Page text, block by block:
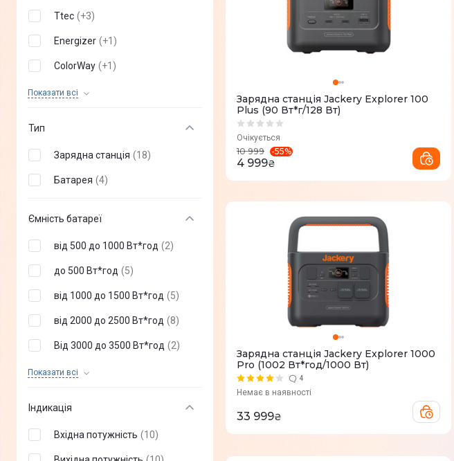
Ttec (+3)
Energizer (+1 )
ColorWay (+1 )
Показати всi
AlphaESS
Bluetti (+39
ANKER )
PowerPlant 4)
2E (+4)
Marstek )
Choetech 8)
Jackery
Vtoman (+1)
Тип
Зарядна станція (18)
Батарея (4)
Ємність батареї
від 500 до 1000 Вт*год (2)
до 500 Вт*год (5)
від 1000 до 1500 Вт*год (5)
від 2000 до 2500 Вт*год (8)
Від 3000 до 3500 Вт*год (2)
Показати всiвід 1500 до 2000 Вт*год
Індикація
Вхідна потужність (10)
Зарядна станцiя Jackery Explorer 100
Plus (90 Вт*г/128 Вт)
Очікується
10 999 -55%
4 999₴
Зарядна станцiя Jackery Explorer 1000
Pro (1002 Вт*год/1000 Вт)
4
Немає в наявності
33 999₴